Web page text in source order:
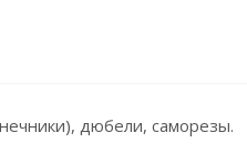
дюбели, саморезы.